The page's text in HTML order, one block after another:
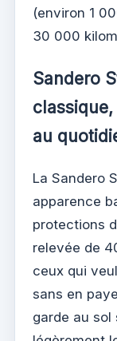
(environ 1
30 000
Sandero
au
La Sandero
apparence
protections
relevée de
ceux qui
sans en
garde au sol